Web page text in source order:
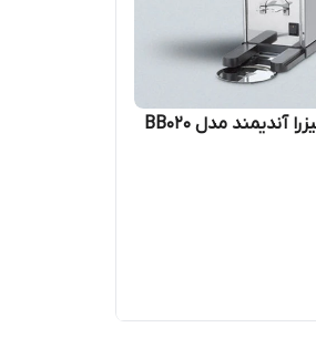
آسیاب قهوه بیزرا آندیمند مدل BB020